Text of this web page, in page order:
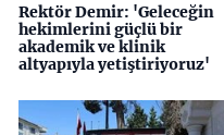
Rektör Demir: 'Geleceğin
hekimlerini güçlü bir
akademik ve klinik
altyapıyla yetiştiriyoruz'